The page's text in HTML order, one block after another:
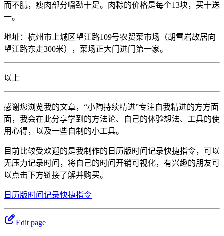
而不腻，瘦肉部分嚼劲十足。肉粽的价格是每个13块，买十送
一。
地址：杭州市上城区望江路109号农贸菜市场（胡雪岩故居向
望江路东走300米），菜场正大门进门第一家。
以上
感谢您浏览我的文章，“小陶持续精进”专注自我精进的方方面
面，我会在此分享学到的方法论、自己的体验想法、工具的使
用心得，以及一些自制的小工具。
目前比较受欢迎的是我制作的日历版时间记录快捷指令，可以
无压力记录时间，将自己的时间开销可视化，有兴趣的朋友可
以点击下方链接了解并购买。
日历版时间记录快捷指令
Edit page